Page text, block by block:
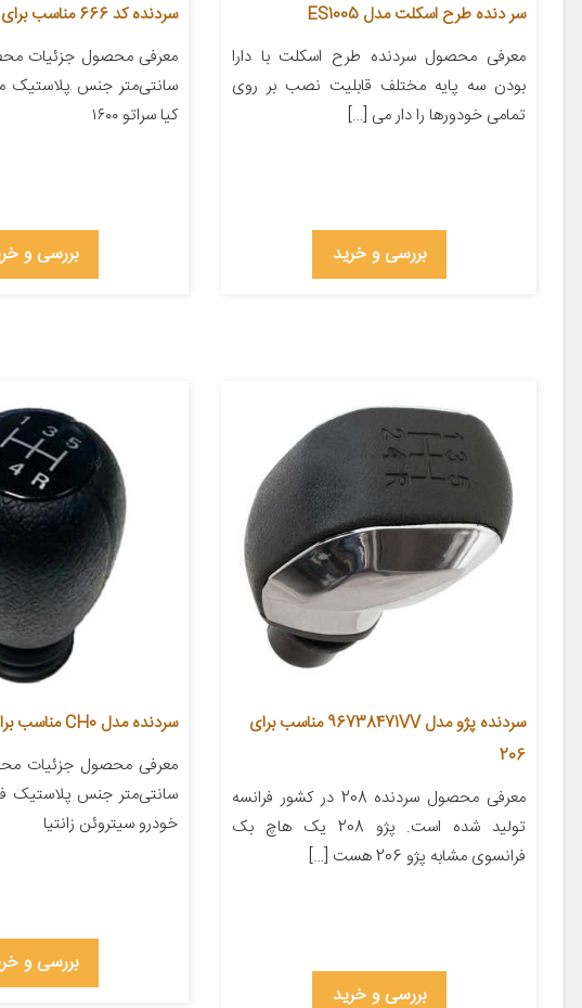
سر دنده طرح اسکلت مدل ES1005
معرفی محصول سردنده طرح اسکلت با دارا
بودن سه پایه مختلف قابلیت نصب بر روی
تمامی خودورها را دار می […]
بررسی و خرید
سردنده کد 666 مناسب برای سمند
سانتی‌متر جنس پلاستیک
کیا سراتو ۱۶۰۰
بررسی و
سردنده پژو مدل 96738471VV مناسب برای
206
معرفی محصول سردنده 208 در کشور فرانسه
تولید شده است. پژو 208 یک هاچ بک
فرانسوی مشابه پژو 206 هست […]
بررسی و خرید
سردنده مدل CH0 مناسب برای زانتیا
سانتی‌متر جنس پلاستیک
خودرو سیتروئن زانتیا
بررسی و